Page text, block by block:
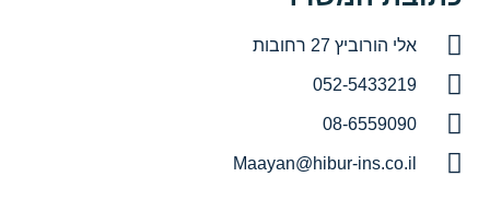
אלי הורוביץ 27 רחובות
052-5433219
08-6559090
Maayan@hibur-ins.co.il